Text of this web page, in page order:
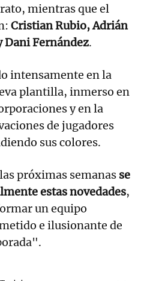
mientras que el
Cristian Rubio, Adrián
Dani Fernández.
intensamente en la
plantilla, inmerso en
y en la
de jugadores
sus colores.
próximas semanas se
estas novedades,
un equipo
e ilusionante de